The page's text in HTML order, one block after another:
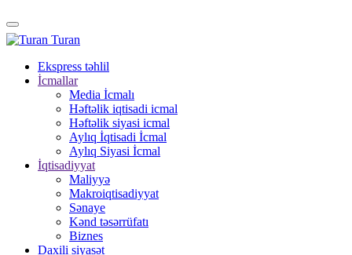
Turan
Ekspress təhlil
İcmallar
Media İcmalı
Həftəlik iqtisadi icmal
Həftəlik siyasi icmal
Aylıq İqtisadi İcmal
Aylıq Siyasi İcmal
İqtisadiyyat
Maliyyə
Makroiqtisadiyyat
Sənaye
Kənd təsərrüfatı
Biznes
Daxili siyasət